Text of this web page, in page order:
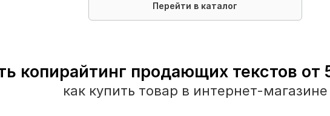
Перейти в каталог
копирайтинг продающих текстов от
как купить товар в интернет-магазине